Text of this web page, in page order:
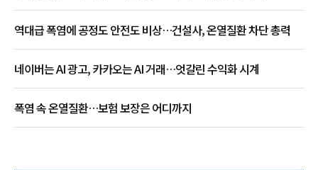
역대급 폭염에 공정도 안전도 비상…건설사, 온열질환 차단 총력
네이버는 AI 광고, 카카오는 AI 거래…엇갈린 수익화 시계
폭염 속 온열질환…보험 보장은 어디까지